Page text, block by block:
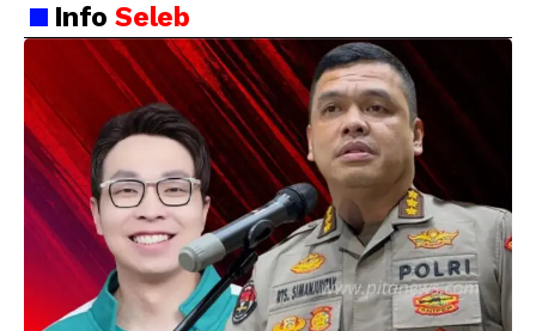
Membaik
InfoSeleb